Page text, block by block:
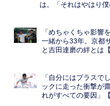
は。「それはやはり
「めちゃくちゃ影響
一緒から33年。京都
と吉田達磨の絆とは
「自分にはプラスで
ックに走った衝撃が
れがすべての要因」【